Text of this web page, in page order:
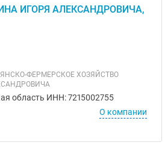
ИГОРЯ АЛЕКСАНДРОВИЧА,
ФЕРМЕРСКОЕ ХОЗЯЙСТВО
область ИНН: 7215002755
О компании